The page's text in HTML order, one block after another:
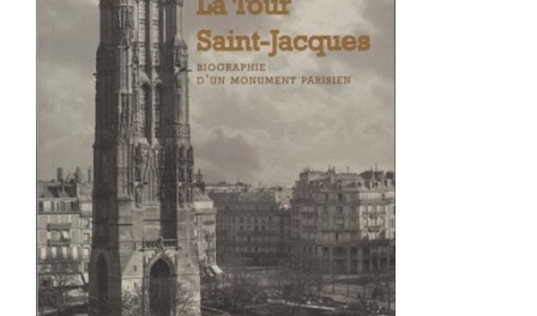
Thématiques